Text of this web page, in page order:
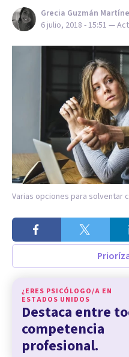
Grecia Guzmán
6 julio, 2018 - 15:51 —
Varias opciones para solventar
¿ERES PSICÓLOGO/A EN
ESTADOS UNIDOS
Destaca entre
competencia
profesional.